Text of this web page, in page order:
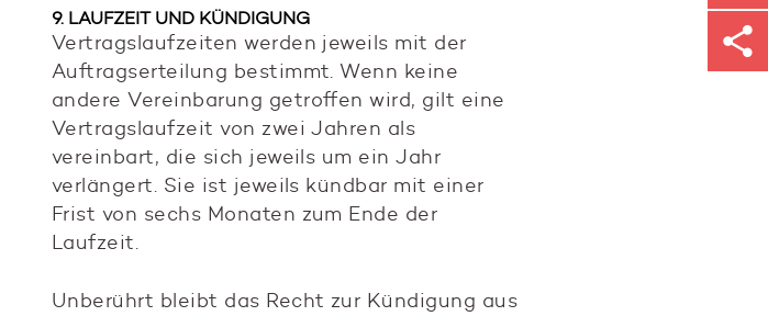
9. LAUFZEIT UND KÜNDIGUNG
Vertragslaufzeiten werden jeweils mit der
Auftragserteilung bestimmt. Wenn keine
andere Vereinbarung getroffen wird, gilt eine
Vertragslaufzeit von zwei Jahren als
vereinbart, die sich jeweils um ein Jahr
verlängert. Sie ist jeweils kündbar mit einer
Frist von sechs Monaten zum Ende der
Laufzeit.
Unberührt bleibt das Recht zur Kündigung aus